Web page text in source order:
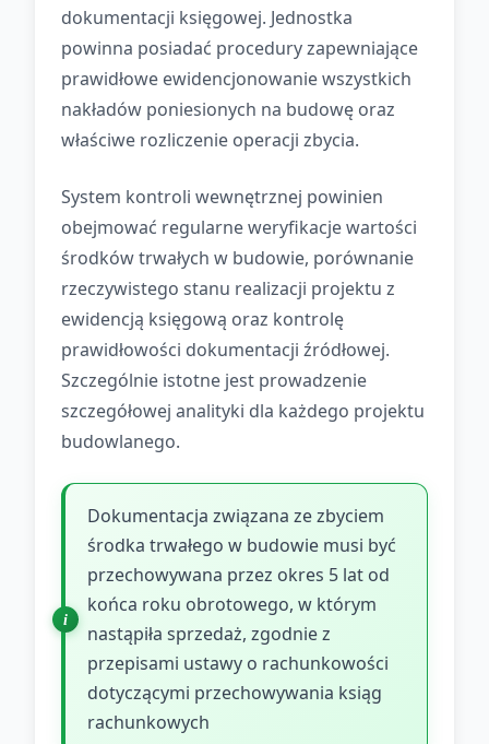
dokumentacji księgowej. Jednostka
powinna posiadać procedury zapewniające
prawidłowe ewidencjonowanie wszystkich
nakładów poniesionych na budowę oraz
właściwe rozliczenie operacji zbycia.
System kontroli wewnętrznej powinien
obejmować regularne weryfikacje wartości
środków trwałych w budowie, porównanie
rzeczywistego stanu realizacji projektu z
ewidencją księgową oraz kontrolę
prawidłowości dokumentacji źródłowej.
Szczególnie istotne jest prowadzenie
szczegółowej analityki dla każdego projektu
budowlanego.
Dokumentacja związana ze zbyciem
środka trwałego w budowie musi być
przechowywana przez okres 5 lat od
końca roku obrotowego, w którym
nastąpiła sprzedaż, zgodnie z
przepisami ustawy o rachunkowości
dotyczącymi przechowywania ksiąg
rachunkowych